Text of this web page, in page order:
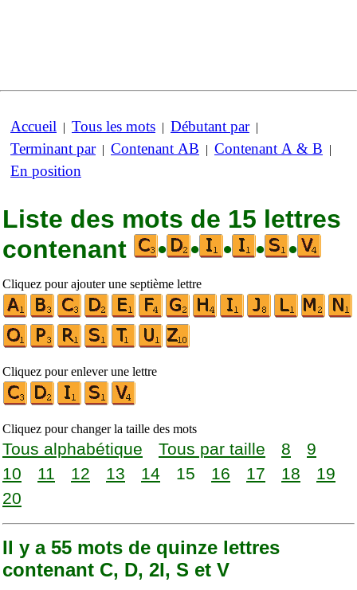
Accueil | Tous les mots | Débutant par|
Terminant par| Contenant AB | Contenant A & B |
En position
Liste des mots de 15 lettres
contenant
• • • • •
Cliquez pour ajouter une septième lettre
Cliquez pour enlever une lettre
Cliquez pour changer la taille des mots
Tous alphabétique Tous par taille 8
9
10
11 12 13 14 15 16 17 18
19
20
Il y a 55 mots de quinze lettres
contenant C, D, 2I, S et V